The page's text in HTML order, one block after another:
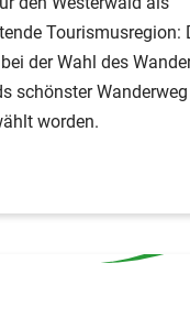
Tourismusregion:
der Wahl des
schönster
worden.